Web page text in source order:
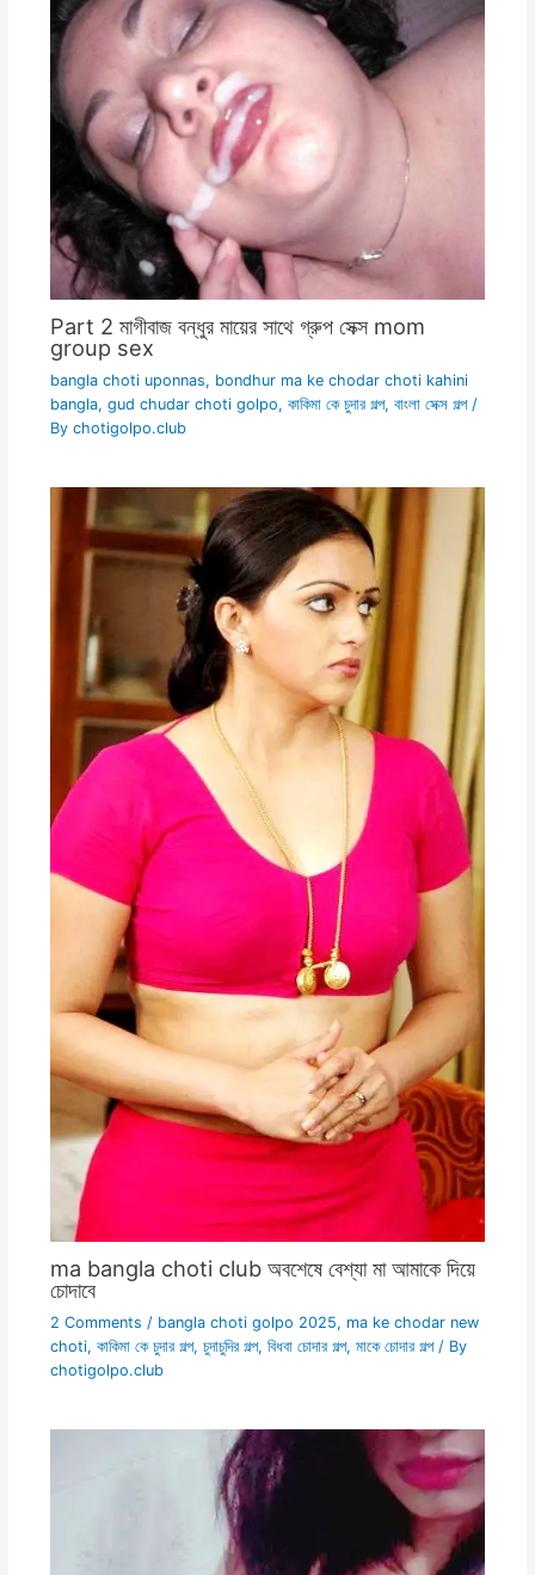
Part 2 মাগীবাজ বন্ধুর মায়ের সাথে গ্রুপ সেক্স mom
group sex
bangla choti uponnas, bondhur ma ke chodar choti kahini
bangla, gud chudar choti golpo, কাকিমা কে চুদার গল্প, বাংলা সেক্স গল্প/
By chotigolpo.club
ma bangla choti club অবশেষে বেশ্যা মা আমাকে দিয়ে
চোদাবে
2 Comments / bangla choti golpo 2025, ma ke chodar new
choti, কাকিমা কে চুদার গল্প, চুদাচুদির গল্প, বিধবা চোদার গল্প, মাকে চোদার গল্প/ By
chotigolpo.club